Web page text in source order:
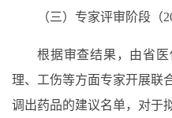
（三）专家评审阶段（
根据审查结果，由省医
理、工伤等方面专家开展联
调出药品的建议名单，对于